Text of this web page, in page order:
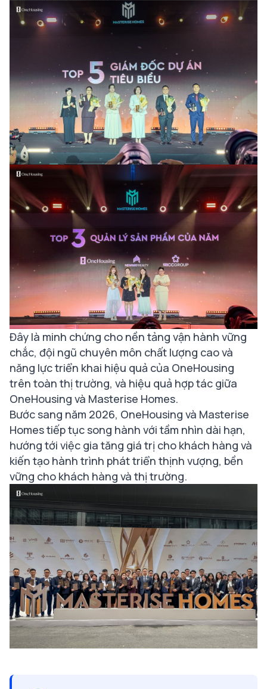
Đây là minh chứng cho nền tảng vận hành vững
chắc, đội ngũ chuyên môn chất lượng cao và
năng lực triển khai hiệu quả của OneHousing
trên toàn thị trường, và hiệu quả hợp tác giữa
OneHousing và Masterise Homes.
Bước sang năm 2026, OneHousing và Masterise
Homes tiếp tục song hành với tầm nhìn dài hạn,
hướng tới việc gia tăng giá trị cho khách hàng và
kiến tạo hành trình phát triển thịnh vượng, bền
vững cho khách hàng và thị trường.